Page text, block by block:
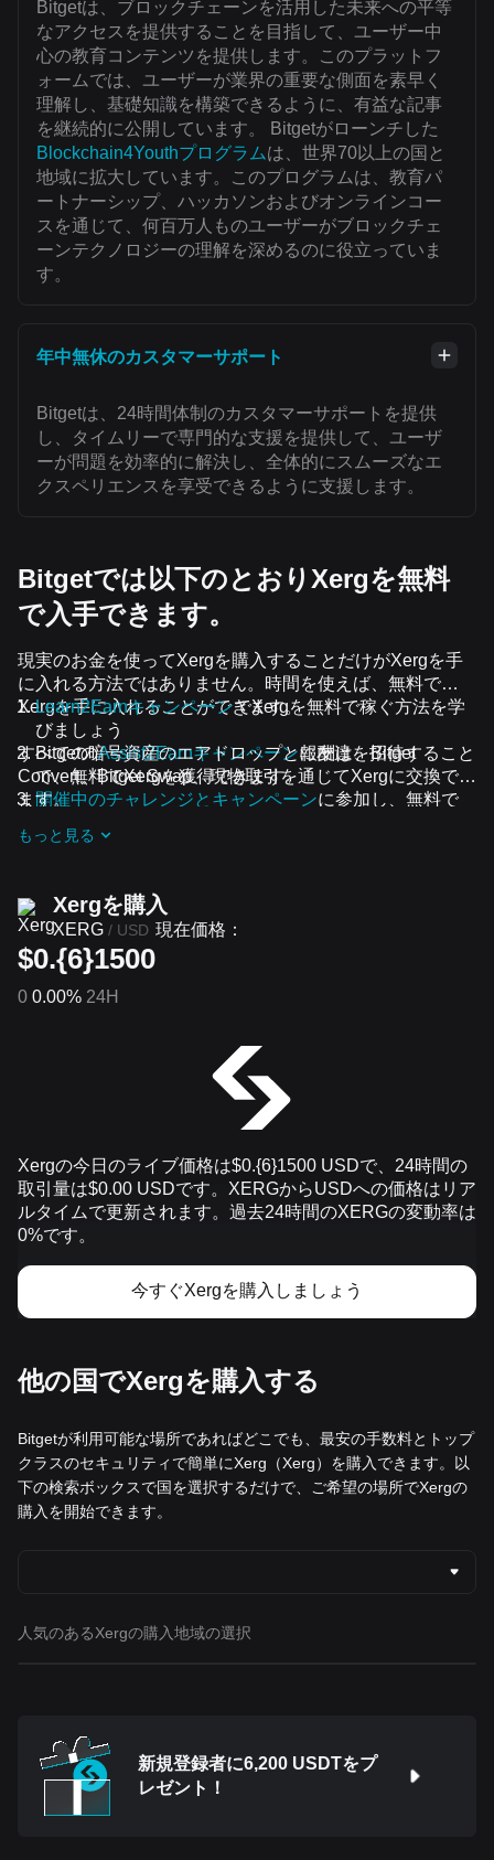
Bitgetは、ブロックチェーンを活用した未来への平等
なアクセスを提供することを目指して、ユーザー中
心の教育コンテンツを提供します。このプラットフ
ォームでは、ユーザーが業界の重要な側面を素早く
理解し、基礎知識を構築できるように、有益な記事
を継続的に公開しています。 Bitgetがローンチした
Blockchain4Youthプログラムは、世界70以上の国と
地域に拡大しています。このプログラムは、教育パ
ートナーシップ、ハッカソンおよびオンラインコー
スを通じて、何百万人ものユーザーがブロックチェ
ーンテクノロジーの理解を深めるのに役立っていま
す。
年中無休のカスタマーサポート
Bitgetは、24時間体制のカスタマーサポートを提供
し、タイムリーで専門的な支援を提供して、ユーザ
ーが問題を効率的に解決し、全体的にスムーズなエ
クスペリエンスを享受できるように支援します。
Bitgetでは以下のとおりXergを無料
で入手できます。
現実のお金を使ってXergを購入することだけがXergを手
に入れる方法ではありません。時間を使えば、無料で
Xergを手に入れることができます。
Learn2EarnキャンペーンでXergを無料で稼ぐ方法を学
びましょう
BitgetのAssist2Earnキャンペーンに友達を招待すること
で、無料でXergを獲得できます。
開催中のチャレンジとキャンペーンに参加し、無料で
すべての暗号資産のエアドロップと報酬は、Bitget
Convert、Bitget Swap、現物取引を通じてXergに交換でき
ます。
もっと見る
Xergを‌購入
XERG / USD 現在価格：
$0.{6}1500
0 0.00% 24H
Xergの今日のライブ価格は$0.{​6}1500 USDで、24時間の
取引量は$0.00 USDです。XERGからUSDへの価格はリア
ルタイムで更新されます。過去24時間のXERGの変動率は
0%です。
今すぐXergを購入しましょう
他の国でXergを購入する
Bitgetが利用可能な場所であればどこでも、最安の手数料とトップ
クラスのセキュリティで簡単にXerg（Xerg）を購入できます。以
下の検索ボックスで国を選択するだけで、ご希望の場所でXergの
購入を開始できます。
人気のあるXergの購入地域の選択
新規登録者に6,200 USDTをプ
レゼント！